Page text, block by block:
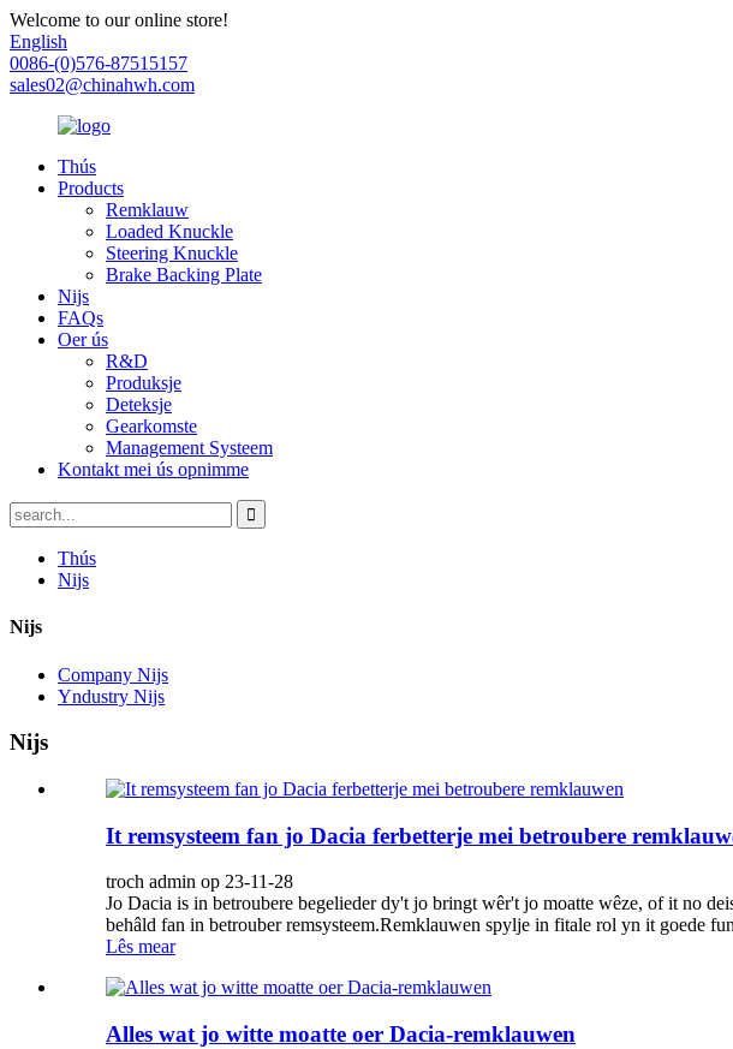
Welcome to our online store!
English
0086-(0)576-87515157
sales02@chinahwh.com
Thús
Products
Remklauw
Loaded Knuckle
Steering Knuckle
Brake Backing Plate
Nijs
FAQs
Oer ús
R&D
Produksje
Deteksje
Gearkomste
Management Systeem
Kontakt mei ús opnimme
Thús
Nijs
Nijs
Company Nijs
Yndustry Nijs
Nijs
It remsysteem fan jo Dacia ferbetterje mei betroubere
troch admin op 23-11-28
Jo Dacia is in betroubere begelieder dy't jo bringt wêr't jo moatte wêze, of it no
behâld fan in betrouber remsysteem.Remklauwen spylje in fitale rol yn it goede
Lês mear
Alles wat jo witte moatte oer Dacia-remklauwen